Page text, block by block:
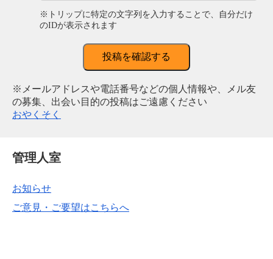
※トリップに特定の文字列を入力することで、自分だけ
のIDが表示されます
投稿を確認する
※メールアドレスや電話番号などの個人情報や、メル友
の募集、出会い目的の投稿はご遠慮ください
おやくそく
管理人室
お知らせ
ご意見・ご要望はこちらへ